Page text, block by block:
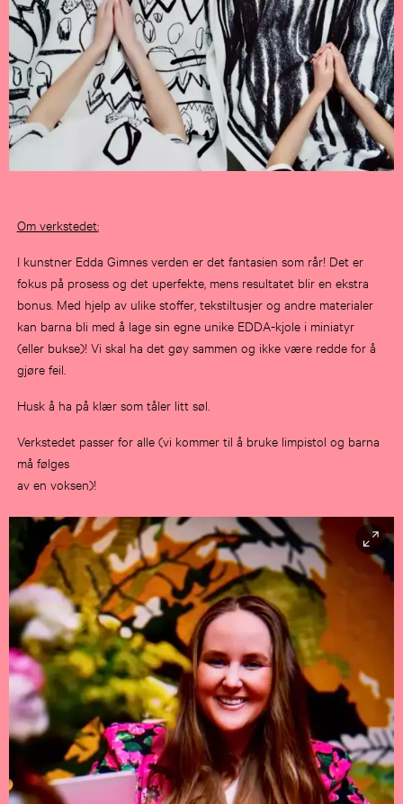
Om verkstedet:
I kunstner Edda Gimnes verden er det fantasien som rår! Det er
fokus på prosess og det uperfekte, mens resultatet blir en ekstra
bonus. Med hjelp av ulike stoffer, tekstiltusjer og andre materialer
kan barna bli med å lage sin egne unike EDDA-kjole i miniatyr
(eller bukse)! Vi skal ha det gøy sammen og ikke være redde for å
gjøre feil.
Husk å ha på klær som tåler litt søl.
Verkstedet passer for alle (vi kommer til å bruke limpistol og barna
må følges
av en voksen)!